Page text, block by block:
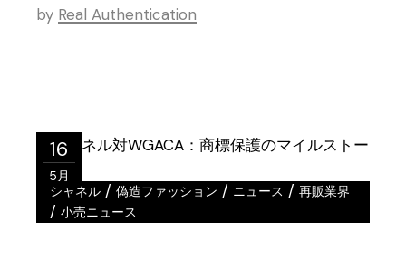
by Real Authentication
16
5月
シャネル /偽造ファッション / ニュース /再販業界
/小売ニュース